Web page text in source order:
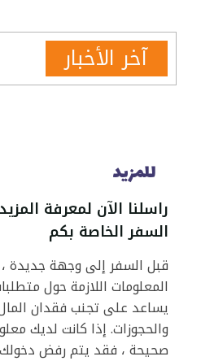
آخر الأخبار
للمزيد
راسلنا الآن لمعرفة
السفر الخاصة بكم
قبل السفر إلى وجهة
المعلومات اللازمة حول
يساعد على تجنب فقدان
والحجوزات. إذا كانت لديك
صحيحة ، فقد يتم رفض